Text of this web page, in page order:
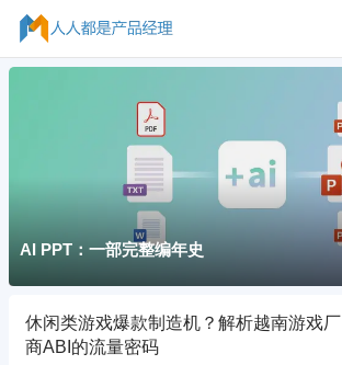
AI PPT：一部完整编年史
休闲类游戏爆款制造机？解析越南游戏厂
商ABI的流量密码